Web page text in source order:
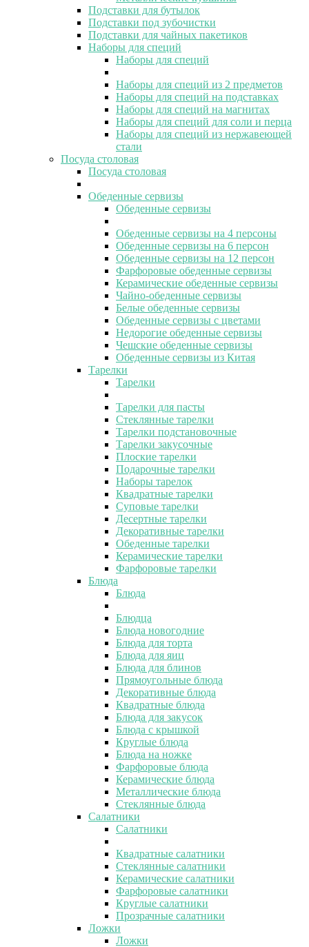
Подставки для бутылок
Подставки под зубочистки
Подставки для чайных пакетиков
Наборы для специй
Наборы для специй
Наборы для специй из 2 предметов
Наборы для специй на подставках
Наборы для специй на магнитах
Наборы для специй для соли и перца
Наборы для специй из нержавеющей
стали
Посуда столовая
Посуда столовая
Обеденные сервизы
Обеденные сервизы
Обеденные сервизы на 4 персоны
Обеденные сервизы на 6 персон
Обеденные сервизы на 12 персон
Фарфоровые обеденные сервизы
Керамические обеденные сервизы
Чайно-обеденные сервизы
Белые обеденные сервизы
Обеденные сервизы с цветами
Недорогие обеденные сервизы
Чешские обеденные сервизы
Обеденные сервизы из Китая
Тарелки
Тарелки
Тарелки для пасты
Стеклянные тарелки
Тарелки подстановочные
Тарелки закусочные
Плоские тарелки
Подарочные тарелки
Наборы тарелок
Квадратные тарелки
Суповые тарелки
Десертные тарелки
Декоративные тарелки
Обеденные тарелки
Керамические тарелки
Фарфоровые тарелки
Блюда
Блюда
Блюдца
Блюда новогодние
Блюда для торта
Блюда для яиц
Блюда для блинов
Прямоугольные блюда
Декоративные блюда
Квадратные блюда
Блюда для закусок
Блюда с крышкой
Круглые блюда
Блюда на ножке
Фарфоровые блюда
Керамические блюда
Металлические блюда
Стеклянные блюда
Салатники
Салатники
Квадратные салатники
Стеклянные салатники
Керамические салатники
Фарфоровые салатники
Круглые салатники
Прозрачные салатники
Ложки
Ложки